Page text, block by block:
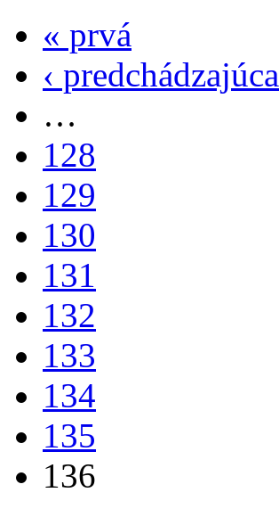
« prvá
‹ predchádzajúca
…
128
129
130
131
132
133
134
135
136